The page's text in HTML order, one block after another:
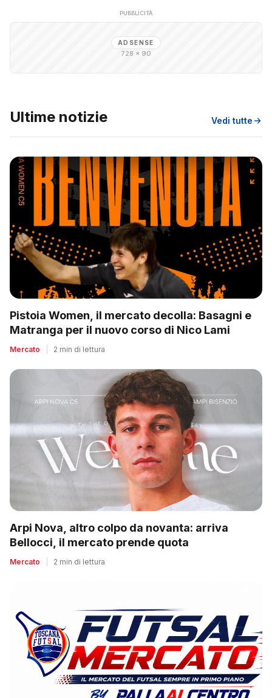
PUBBLICITÀ
ADSENSE
728 × 90
Ultime notizie Vedi tutte
Pistoia Women, il mercato decolla: Basagni e
Matranga per il nuovo corso di Nico Lami
Mercato 2 min di lettura
Arpi Nova, altro colpo da novanta: arriva
Bellocci, il mercato prende quota
Mercato 2 min di lettura